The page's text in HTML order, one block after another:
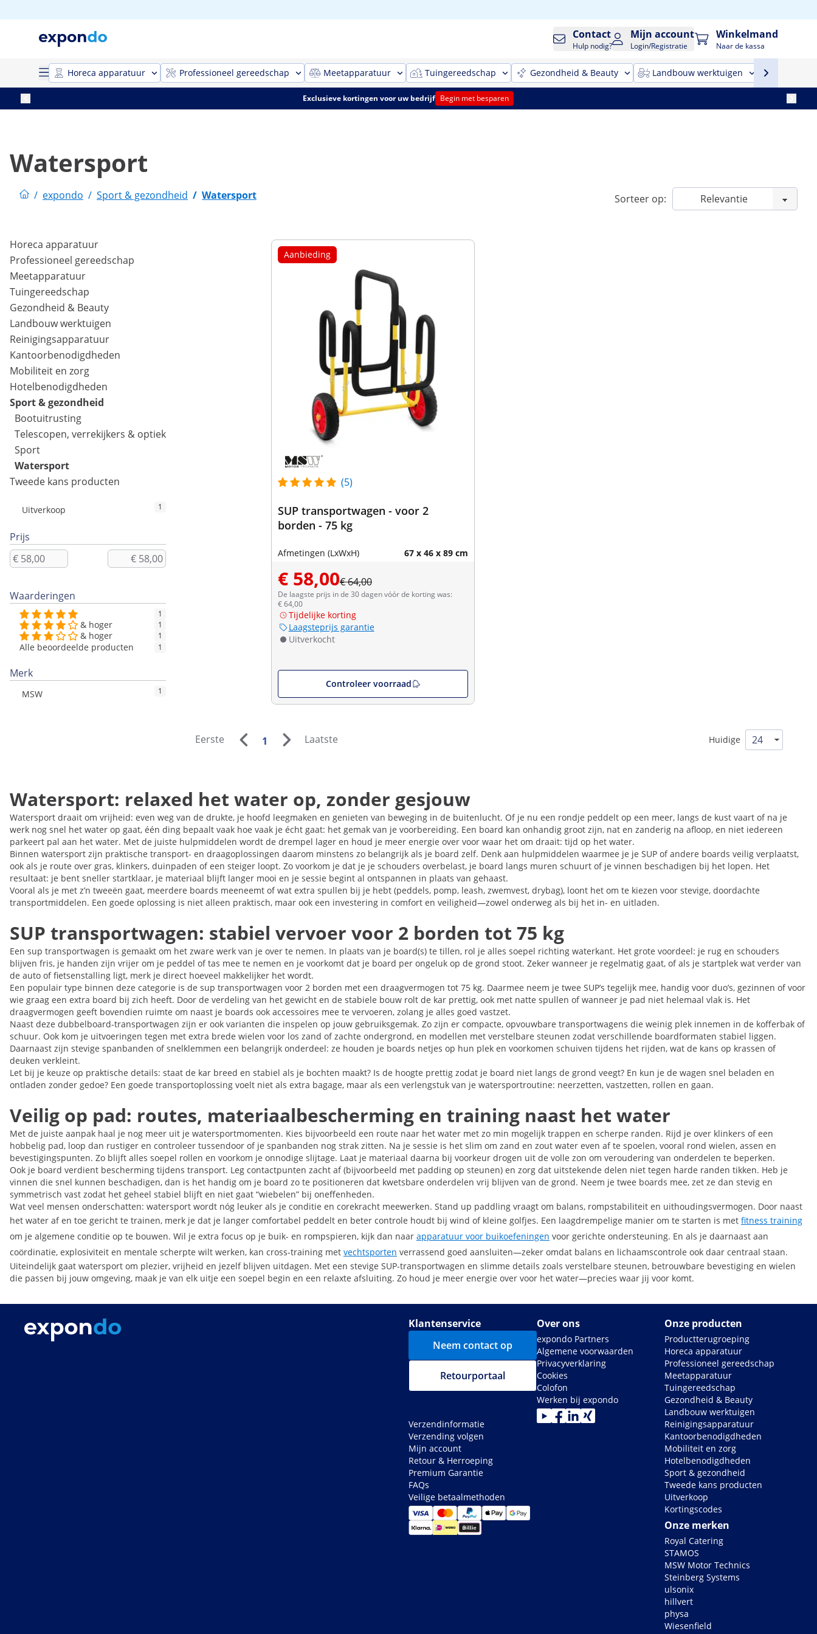
Contact
Hulp nodig?
Mijn account
Login/Registratie
Winkelmand
Naar de kassa
Horeca apparatuur Professioneel gereedschap Meetapparatuur Tuingereedschap Gezondheid & Beauty Landbouw werktuigen
Exclusieve kortingen voor uw bedrijf Begin met besparen
Watersport
/ expondo / Sport & gezondheid / Watersport Sorteer op:
Horeca apparatuur
Professioneel gereedschap
Meetapparatuur
Tuingereedschap
Gezondheid & Beauty
Landbouw werktuigen
Reinigingsapparatuur
Kantoorbenodigdheden
Mobiliteit en zorg
Hotelbenodigdheden
Sport & gezondheid
Bootuitrusting
Telescopen, verrekijkers & optiek
Sport
Watersport
Tweede kans producten
Uitverkoop 1
Prijs
Waarderingen
1
& hoger 1
& hoger 1
Alle beoordeelde producten 1
Merk
MSW 1
Aanbieding
(5)
SUP transportwagen - voor 2
borden - 75 kg
Afmetingen (LxWxH) 67 x 46 x 89 cm
€ 58,00€ 64,00
De laagste prijs in de 30 dagen vóór de korting was:
€ 64,00
Tijdelijke korting
Laagsteprijs garantie
Uitverkocht
Controleer voorraad
Eerste 1 Laatste Huidige
Watersport: relaxed het water op, zonder gesjouw
Watersport draait om vrijheid: even weg van de drukte, je hoofd leegmaken en genieten van beweging in de buitenlucht. Of je nu een rondje peddelt op een meer, langs de kust vaart of na je
werk nog snel het water op gaat, één ding bepaalt vaak hoe vaak je écht gaat: het gemak van je voorbereiding. Een board kan onhandig groot zijn, nat en zanderig na afloop, en niet iedereen
parkeert pal aan het water. Met de juiste hulpmiddelen wordt de drempel lager en houd je meer energie over voor waar het om draait: tijd op het water.
Binnen watersport zijn praktische transport- en draagoplossingen daarom minstens zo belangrijk als je board zelf. Denk aan hulpmiddelen waarmee je je SUP of andere boards veilig verplaatst,
ook als je route over gras, klinkers, duinpaden of een steiger loopt. Zo voorkom je dat je je schouders overbelast, je board langs muren schuurt of je vinnen beschadigen bij het lopen. Het
resultaat: je bent sneller startklaar, je materiaal blijft langer mooi en je sessie begint al ontspannen in plaats van gehaast.
Vooral als je met z’n tweeën gaat, meerdere boards meeneemt of wat extra spullen bij je hebt (peddels, pomp, leash, zwemvest, drybag), loont het om te kiezen voor stevige, doordachte
transportmiddelen. Een goede oplossing is niet alleen praktisch, maar ook een investering in comfort en veiligheid—zowel onderweg als bij het in- en uitladen.
SUP transportwagen: stabiel vervoer voor 2 borden tot 75 kg
Een sup transportwagen is gemaakt om het zware werk van je over te nemen. In plaats van je board(s) te tillen, rol je alles soepel richting waterkant. Het grote voordeel: je rug en schouders
blijven fris, je handen zijn vrijer om je peddel of tas mee te nemen en je voorkomt dat je board per ongeluk op de grond stoot. Zeker wanneer je regelmatig gaat, of als je startplek wat verder van
de auto of fietsenstalling ligt, merk je direct hoeveel makkelijker het wordt.
Een populair type binnen deze categorie is de sup transportwagen voor 2 borden met een draagvermogen tot 75 kg. Daarmee neem je twee SUP’s tegelijk mee, handig voor duo’s, gezinnen of voor
wie graag een extra board bij zich heeft. Door de verdeling van het gewicht en de stabiele bouw rolt de kar prettig, ook met natte spullen of wanneer je pad niet helemaal vlak is. Het
draagvermogen geeft bovendien ruimte om naast je boards ook accessoires mee te vervoeren, zolang je alles goed vastzet.
Naast deze dubbelboard-transportwagen zijn er ook varianten die inspelen op jouw gebruiksgemak. Zo zijn er compacte, opvouwbare transportwagens die weinig plek innemen in de kofferbak of
schuur. Ook kom je uitvoeringen tegen met extra brede wielen voor los zand of zachte ondergrond, en modellen met verstelbare steunen zodat verschillende boardformaten stabiel liggen.
Daarnaast zijn stevige spanbanden of snelklemmen een belangrijk onderdeel: ze houden je boards netjes op hun plek en voorkomen schuiven tijdens het rijden, wat de kans op krassen of
deuken verkleint.
Let bij je keuze op praktische details: staat de kar breed en stabiel als je bochten maakt? Is de hoogte prettig zodat je board niet langs de grond veegt? En kun je de wagen snel beladen en
ontladen zonder gedoe? Een goede transportoplossing voelt niet als extra bagage, maar als een verlengstuk van je watersportroutine: neerzetten, vastzetten, rollen en gaan.
Veilig op pad: routes, materiaalbescherming en training naast het water
Met de juiste aanpak haal je nog meer uit je watersportmomenten. Kies bijvoorbeeld een route naar het water met zo min mogelijk trappen en scherpe randen. Rijd je over klinkers of een
hobbelig pad, loop dan rustiger en controleer tussendoor of je spanbanden nog strak zitten. Na je sessie is het slim om zand en zout water even af te spoelen, vooral rond wielen, assen en
bevestigingspunten. Zo blijft alles soepel rollen en voorkom je onnodige slijtage. Laat je materiaal daarna bij voorkeur drogen uit de volle zon om veroudering van onderdelen te beperken.
Ook je board verdient bescherming tijdens transport. Leg contactpunten zacht af (bijvoorbeeld met padding op steunen) en zorg dat uitstekende delen niet tegen harde randen tikken. Heb je
vinnen die snel kunnen beschadigen, dan is het handig om je board zo te positioneren dat kwetsbare onderdelen vrij blijven van de grond. Neem je twee boards mee, zet ze dan stevig en
symmetrisch vast zodat het geheel stabiel blijft en niet gaat “wiebelen” bij oneffenheden.
Wat veel mensen onderschatten: watersport wordt nóg leuker als je conditie en corekracht meewerken. Stand up paddling vraagt om balans, rompstabiliteit en uithoudingsvermogen. Door naast
het water af en toe gericht te trainen, merk je dat je langer comfortabel peddelt en beter controle houdt bij wind of kleine golfjes. Een laagdrempelige manier om te starten is met fitness training
om je algemene conditie op te bouwen. Wil je extra focus op je buik- en rompspieren, kijk dan naar apparatuur voor buikoefeningen voor gerichte ondersteuning. En als je daarnaast aan
coördinatie, explosiviteit en mentale scherpte wilt werken, kan cross-training met vechtsporten verrassend goed aansluiten—zeker omdat balans en lichaamscontrole ook daar centraal staan.
Uiteindelijk gaat watersport om plezier, vrijheid en jezelf blijven uitdagen. Met een stevige SUP-transportwagen en slimme details zoals verstelbare steunen, betrouwbare bevestiging en wielen
die passen bij jouw omgeving, maak je van elk uitje een soepel begin en een relaxte afsluiting. Zo houd je meer energie over voor het water—precies waar jij voor komt.
Klantenservice
Neem contact op
Retourportaal
Verzendinformatie
Verzending volgen
Mijn account
Retour & Herroeping
Premium Garantie
FAQs
Veilige betaalmethoden
Over ons
expondo Partners
Algemene voorwaarden
Privacyverklaring
Cookies
Colofon
Werken bij expondo
Onze producten
Productterugroeping
Horeca apparatuur
Professioneel gereedschap
Meetapparatuur
Tuingereedschap
Gezondheid & Beauty
Landbouw werktuigen
Reinigingsapparatuur
Kantoorbenodigdheden
Mobiliteit en zorg
Hotelbenodigdheden
Sport & gezondheid
Tweede kans producten
Uitverkoop
Kortingscodes
Onze merken
Royal Catering
STAMOS
MSW Motor Technics
Steinberg Systems
ulsonix
hillvert
physa
Wiesenfield